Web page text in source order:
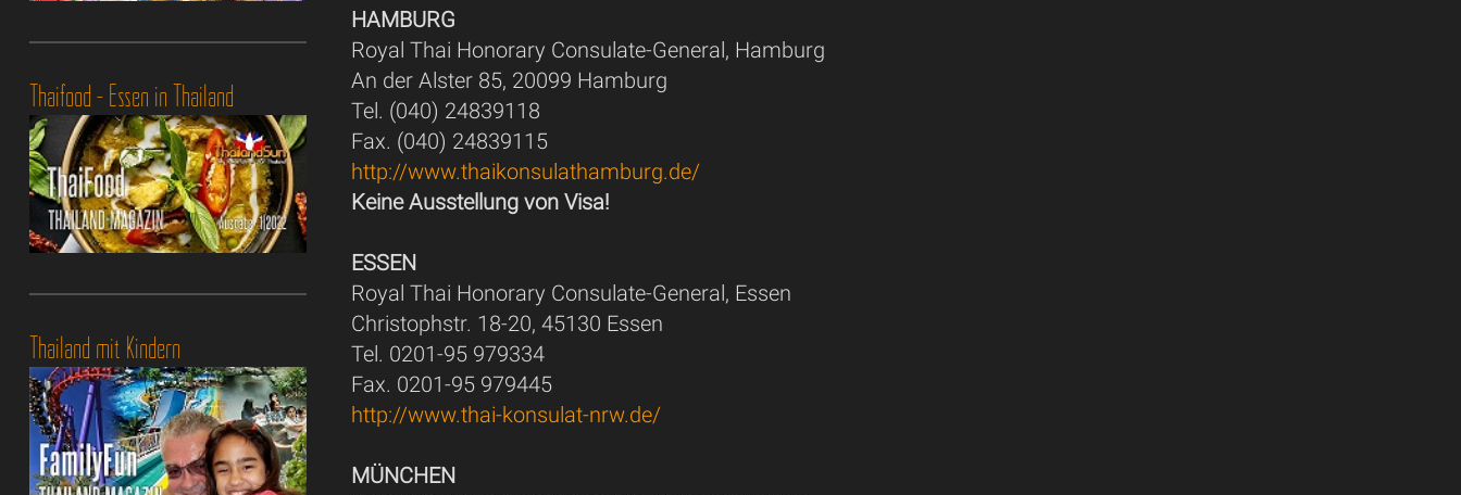
HAMBURG
Royal Thai Honorary Consulate-General, Hamburg
An der Alster 85, 20099 Hamburg
Tel. (040) 24839118
Fax. (040) 24839115
http://www.thaikonsulathamburg.de/
Keine Ausstellung von Visa!
ESSEN
Royal Thai Honorary Consulate-General, Essen
Christophstr. 18-20, 45130 Essen
Tel. 0201-95 979334
Fax. 0201-95 979445
http://www.thai-konsulat-nrw.de/
MÜNCHEN
Thaifood - Essen in Thailand
Thailand mit Kindern